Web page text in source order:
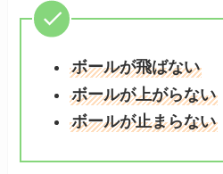
ボールが飛ばない
ボールが上がらない
ボールが止まらない